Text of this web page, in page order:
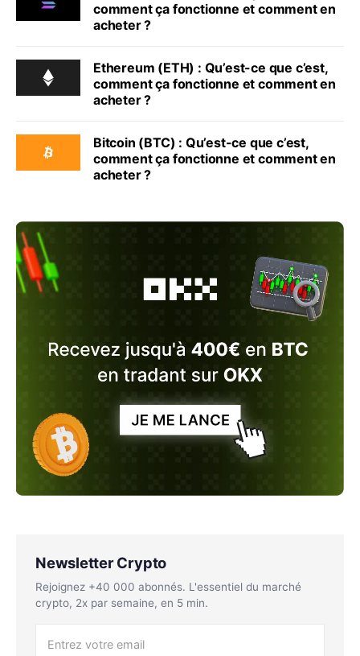
comment ça fonctionne et comment en
acheter ?
Ethereum (ETH) : Qu’est-ce que c’est,
comment ça fonctionne et comment en
acheter ?
Bitcoin (BTC) : Qu’est-ce que c’est,
comment ça fonctionne et comment en
acheter ?
Newsletter Crypto
Rejoignez +40 000 abonnés. L'essentiel du marché
crypto, 2x par semaine, en 5 min.